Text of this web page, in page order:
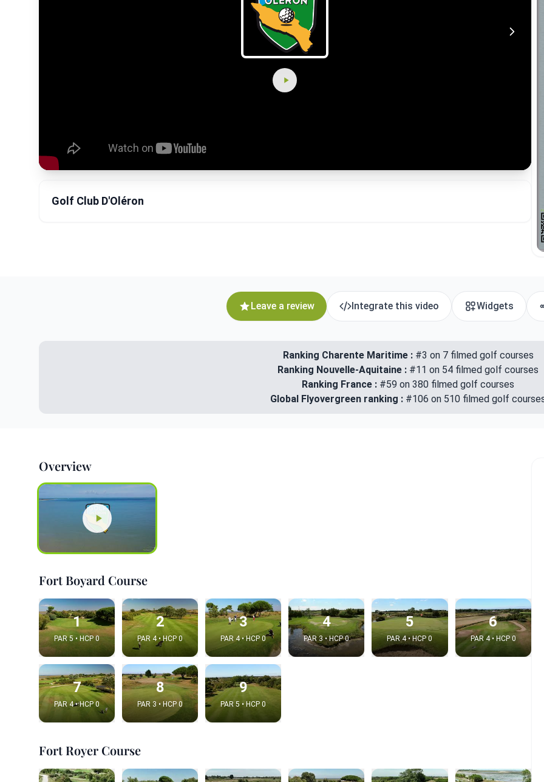
Golf Club D'Oléron
Leave a review Integrate this video Widgets
Ranking Charente Maritime :#3 on 7 filmed golf courses
Ranking Nouvelle-Aquitaine : #11 on 54 filmed golf courses
Ranking France : #59 on 380 filmed golf courses
Global Flyovergreen ranking : #106 on 510 filmed golf
Overview
Fort Boyard Course
1
PAR 5 • HCP 0
2
PAR 4 • HCP 0
3
PAR 4 • HCP 0
4
PAR 3 • HCP 0
5
PAR 4 • HCP 0
6
PAR 4 • HCP 0
7
PAR 4 • HCP 0
8
PAR 3 • HCP 0
9
PAR 5 • HCP 0
Fort Royer Course